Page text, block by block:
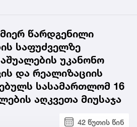
წარდგენილი
საფუძველზე
უკანონო
და რეალიზაციის
სასამართლომ 16
აღკვეთა მიუსაჯა
42 წუთის წინ